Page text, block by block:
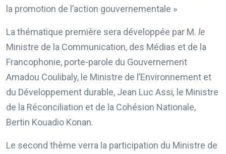
la promotion de l’action gouvernementale »
La thématique première sera développée par M. le
Ministre de la Communication, des Médias et de la
Francophonie, porte-parole du Gouvernement
Amadou Coulibaly, le Ministre de l’Environnement et
du Développement durable, Jean Luc Assi, le Ministre
de la Réconciliation et de la Cohésion Nationale,
Bertin Kouadio Konan.
Le second thème verra la participation du Ministre de